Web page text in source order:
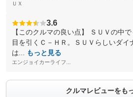
ＵＸ
3.6
【このクルマの良い点】 ＳＵＶの中
目を引くＣ－ＨＲ。ＳＵＶらしいダイ
は...
もっと見る
エンジョイカーライフ...
クルマレビューをも